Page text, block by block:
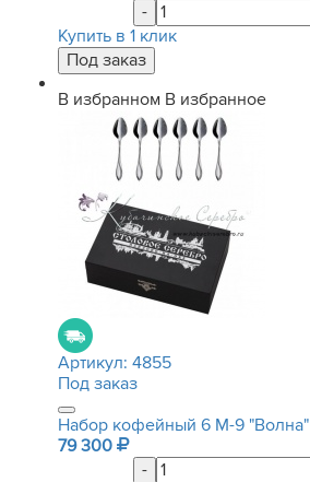
-
Купить в 1 клик
В избранном В избранное
Артикул: 4855
Под заказ
Набор кофейный 6 М-9 "Волна"
79 300
-